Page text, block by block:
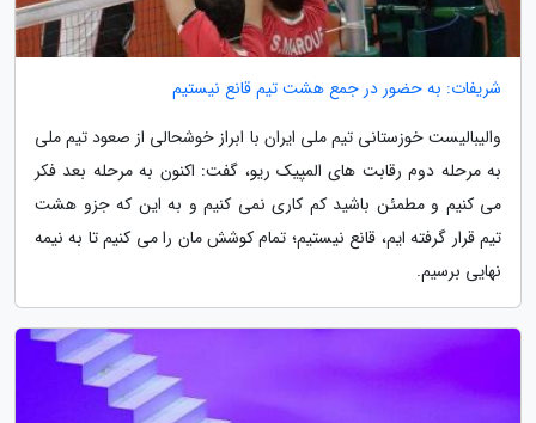
شریفات: به حضور در جمع هشت تیم قانع نیستیم
والیبالیست خوزستانی تیم ملی ایران با ابراز خوشحالی از صعود تیم ملی
به مرحله دوم رقابت های المپیک ریو، گفت: اکنون به مرحله بعد فکر
می کنیم و مطمئن باشید کم کاری نمی کنیم و به این که جزو هشت
تیم قرار گرفته ایم، قانع نیستیم؛ تمام کوشش مان را می کنیم تا به نیمه
نهایی برسیم.